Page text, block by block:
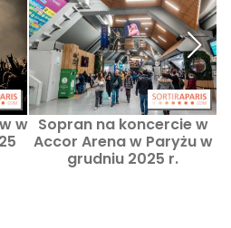
w Sopran na koncercie w
Accor Arena w Paryżu w
grudniu 2025 r.